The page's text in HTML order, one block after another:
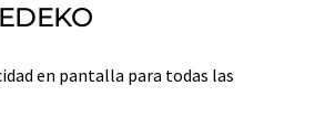
en pantalla para todas las